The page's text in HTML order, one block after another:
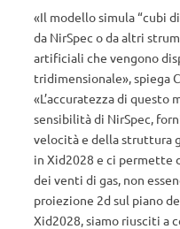
«Il modello simula “cubi
da NirSpec o da altri
artificiali che vengono
tridimensionale», spiega
«L’accuratezza di questo
sensibilità di NirSpec,
velocità e della struttura
in Xid2028 e ci permette
dei venti di gas, non
proiezione 2d sul piano
Xid2028, siamo riusciti a